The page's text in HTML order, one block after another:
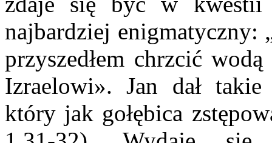
najbardziej enigmatyczny:
przyszedłem chrzcić
Izraelowi». Jan dał takie
który jak gołębica